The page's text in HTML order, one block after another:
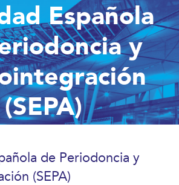
Española
y
(SEPA)
de Periodoncia y
(SEPA)